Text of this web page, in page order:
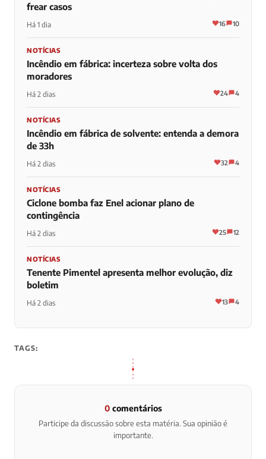
frear casos
Há 1 dia 16 10
NOTÍCIAS
Incêndio em fábrica: incerteza sobre volta dos
moradores
Há 2 dias 24 4
NOTÍCIAS
Incêndio em fábrica de solvente: entenda a demora
de 33h
Há 2 dias 32 4
NOTÍCIAS
Ciclone bomba faz Enel acionar plano de
contingência
Há 2 dias 25 12
NOTÍCIAS
Tenente Pimentel apresenta melhor evolução, diz
boletim
Há 2 dias 13 4
TAGS:
0comentários
Participe da discussão sobre esta matéria. Sua opinião é
importante.